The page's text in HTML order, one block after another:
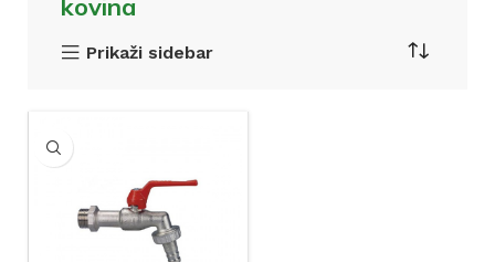
kovina
Prikaži sidebar